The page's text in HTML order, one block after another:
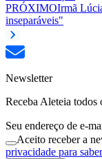
PRÓXIMOIrmã
inseparáveis"
Newsletter
Receba Aleteia todos
Seu endereço de e-
Aceito receber a
privacidade para